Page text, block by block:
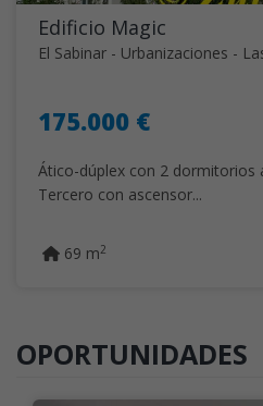
Edificio Magic
175.000 €
Ático-dúplex con 2 dormitorios
Tercero con ascensor...
69 m2
OPORTUNIDADES